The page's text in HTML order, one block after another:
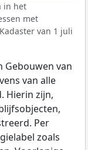
in het
met
van 1 juli
Gebouwen van
van alle
Hierin zijn,
Per
zoals